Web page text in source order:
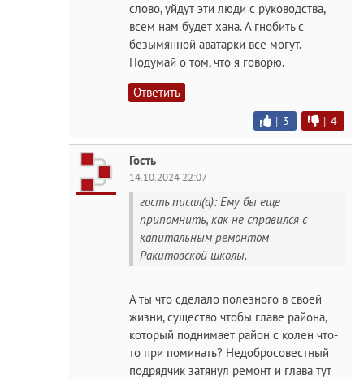
слово, уйдут эти люди с руководства,
всем нам будет хана. А гнобить с
безымянной аватарки все могут.
Подумай о том, что я говорю.
Ответить
| 3 | 4
Гость
14.10.2024 22:07
гость писал(а): Ему бы еще
припомнить, как не справился с
капитальным ремонтом
Ракитовской школы.
А ты что сделало полезного в своей
жизни, существо чтобы главе района,
который поднимает район с колен что-
то при поминать? Недобросовестный
подрядчик затянул ремонт и глава тут